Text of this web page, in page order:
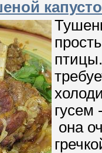
гусем
она